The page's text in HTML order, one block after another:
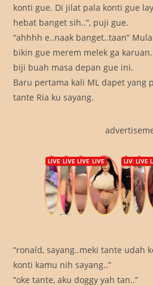
konti gue. Di jilat pala konti gue
hebat banget sih..”, puji gue.
“ahhhh e..naak banget..taan”
bikin gue merem melek ga
biji buah masa depan gue ini.
Baru pertama kali ML dapet yang
tante Ria ku sayang.
“ronald, sayang..meki tante udah
konti kamu nih sayang..”
“oke tante, aku doggy yah tan..”